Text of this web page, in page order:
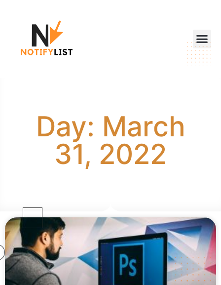
Day: March
31, 2022